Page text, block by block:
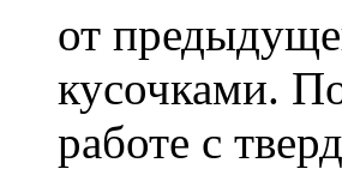
от
кусочками.
работе с